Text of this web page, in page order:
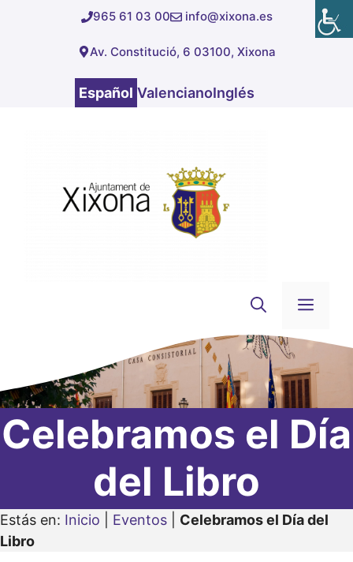
965 61 03 00 info@xixona.es
Av. Constitució, 6 03100, Xixona
Español ValencianoInglés
Celebramos el Día
del Libro
Estás en: Inicio Eventos
Celebramos el Día del
Libro